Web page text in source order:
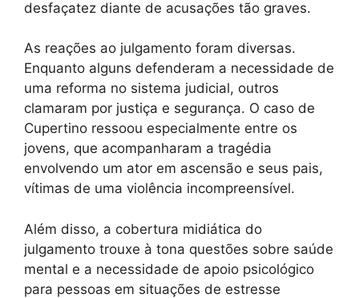
desfaçatez diante de acusações tão graves.
As reações ao julgamento foram diversas.
Enquanto alguns defenderam a necessidade de
uma reforma no sistema judicial, outros
clamaram por justiça e segurança. O caso de
Cupertino ressoou especialmente entre os
jovens, que acompanharam a tragédia
envolvendo um ator em ascensão e seus pais,
vítimas de uma violência incompreensível.
Além disso, a cobertura midiática do
julgamento trouxe à tona questões sobre saúde
mental e a necessidade de apoio psicológico
para pessoas em situações de estresse